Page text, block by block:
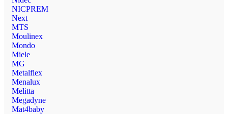
NICPREM
Next
MTS
Moulinex
Mondo
Miele
MG
Metalflex
Menalux
Melitta
Megadyne
Mat4baby